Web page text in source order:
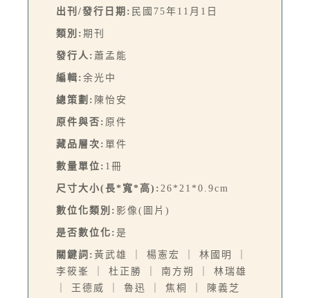
出刊/發行日期: 民國75年11月1日
類別: 期刊
發行人: 蕭孟能
編輯: 余光中
總策劃: 陳怡安
原件與否: 原件
藏品層次: 單件
數量單位: 1冊
尺寸大小(長*寬*高): 26*21*0.9cm
數位化類別: 影像(圖片)
是否數位化: 是
關鍵詞: 黃武雄 ｜ 楊憲宏 ｜ 林國明 ｜
李筱峯 ｜ 杜正勝 ｜ 南方朔 ｜ 林瑞雄
｜ 王德威 ｜ 魯迅 ｜ 焦桐 ｜ 陳義芝